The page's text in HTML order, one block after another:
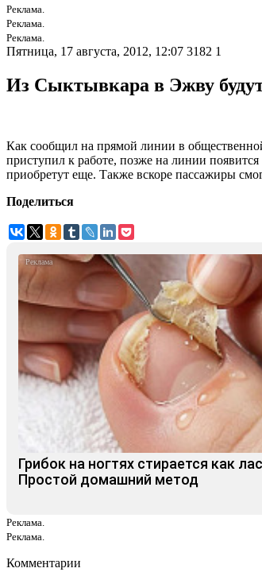
Реклама.
Реклама.
Реклама.
Пятница, 17 августа, 2012, 12:07 3182 1
Из Сыктывкара в Эжву
Как сообщил на прямой линии в
приступил к работе, позже на линии
приобретут еще. Также вскоре пассажиры
Поделиться
Грибок на ногтях стирается как
Простой домашний метод
Реклама.
Реклама.
Комментарии